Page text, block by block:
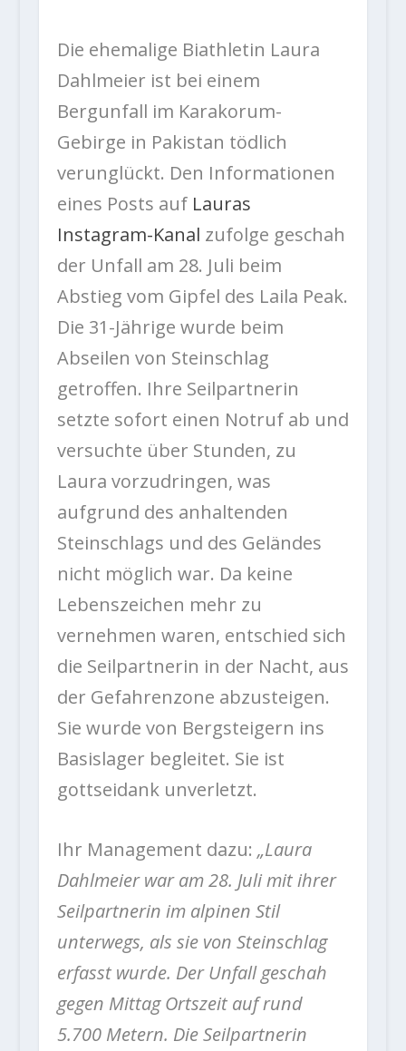
Die ehemalige Biathletin Laura
Dahlmeier ist bei einem
Bergunfall im Karakorum-
Gebirge in Pakistan tödlich
verunglückt. Den Informationen
eines Posts auf Lauras
Instagram-Kanal zufolge geschah
der Unfall am 28. Juli beim
Abstieg vom Gipfel des Laila Peak.
Die 31-Jährige wurde beim
Abseilen von Steinschlag
getroffen. Ihre Seilpartnerin
setzte sofort einen Notruf ab und
versuchte über Stunden, zu
Laura vorzudringen, was
aufgrund des anhaltenden
Steinschlags und des Geländes
nicht möglich war. Da keine
Lebenszeichen mehr zu
vernehmen waren, entschied sich
die Seilpartnerin in der Nacht, aus
der Gefahrenzone abzusteigen.
Sie wurde von Bergsteigern ins
Basislager begleitet. Sie ist
gottseidank unverletzt.
Ihr Management dazu: „Laura
Dahlmeier war am 28. Juli mit ihrer
Seilpartnerin im alpinen Stil
unterwegs, als sie von Steinschlag
erfasst wurde. Der Unfall geschah
gegen Mittag Ortszeit auf rund
5.700 Metern. Die Seilpartnerin